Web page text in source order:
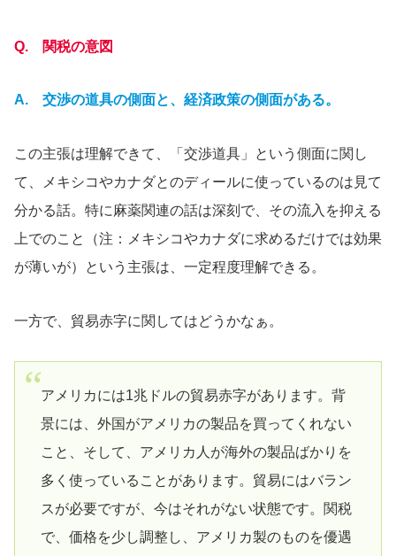
Q. 関税の意図
A. 交渉の道具の側面と、経済政策の側面がある。
この主張は理解できて、「交渉道具」という側面に関し
て、メキシコやカナダとのディールに使っているのは見て
分かる話。特に麻薬関連の話は深刻で、その流入を抑える
上でのこと（注：メキシコやカナダに求めるだけでは効果
が薄いが）という主張は、一定程度理解できる。
一方で、貿易赤字に関してはどうかなぁ。
アメリカには1兆ドルの貿易赤字があります。背
景には、外国がアメリカの製品を買ってくれない
こと、そして、アメリカ人が海外の製品ばかりを
多く使っていることがあります。貿易にはバラン
スが必要ですが、今はそれがない状態です。関税
で、価格を少し調整し、アメリカ製のものを優遇